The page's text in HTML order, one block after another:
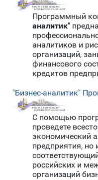
Программный
аналитик"
аналитиков и
организаций,
финансового
кредитов
"Бизнес-аналитик"
С помощью
проведете
экономический
предприятия, но
российских и
организаций